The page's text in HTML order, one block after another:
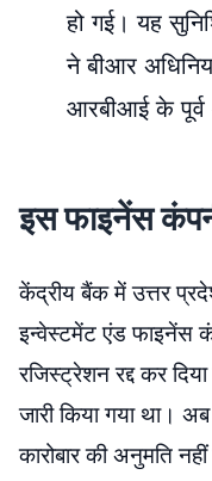
हो गई। यह
ने बीआर
आरबीआई के पूर्व
इस फाइनेंस
केंद्रीय बैंक में उत्तर
इन्वेस्टमेंट एंड फाइनेंस
रजिस्ट्रेशन रद्द कर
जारी किया गया था।
कारोबार की अनुमति